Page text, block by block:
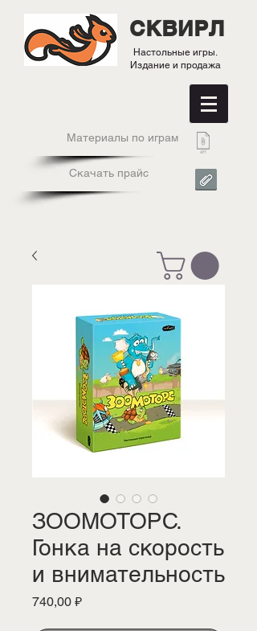
Настольные игры.
Издание и продажа
СКВИРЛ
Материалы по играм
Скачать прайс
ЗООМОТОРС.
Гонка на скорость
и внимательность
740,00 ₽Цена